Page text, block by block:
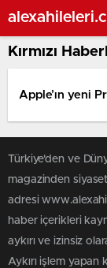
Kırmızı
Apple’ın yeni
Türkiye'den ve
magazinden
adresi
haber içerikleri
aykırı ve izinsiz
Aykırı işlem yapan